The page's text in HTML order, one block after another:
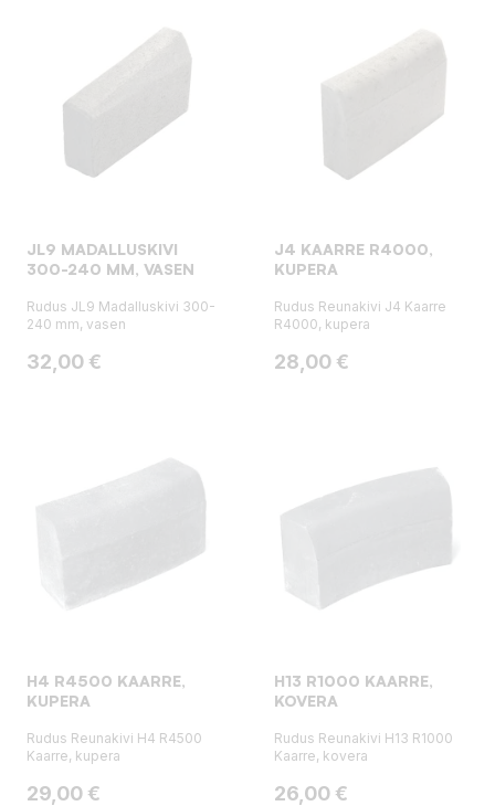
JL9 MADALLUSKIVI
300-240 MM, VASEN
Rudus JL9 Madalluskivi 300-
240 mm, vasen
Hinta
32,00 €
J4 KAARRE R4000,
KUPERA
Rudus Reunakivi J4 Kaarre
R4000, kupera
Hinta
28,00 €
H4 R4500 KAARRE,
KUPERA
Rudus Reunakivi H4 R4500
Kaarre, kupera
Hinta
29,00 €
H13 R1000 KAARRE,
KOVERA
Rudus Reunakivi H13 R1000
Kaarre, kovera
Hinta
26,00 €